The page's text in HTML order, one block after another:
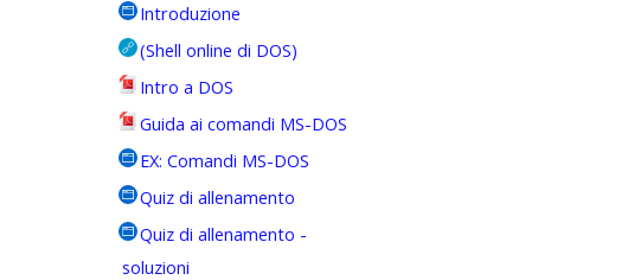
Introduzione
(Shell online di DOS)
Intro a DOS
Guida ai comandi MS-DOS
EX: Comandi MS-DOS
Quiz di allenamento
Quiz di allenamento -
soluzioni